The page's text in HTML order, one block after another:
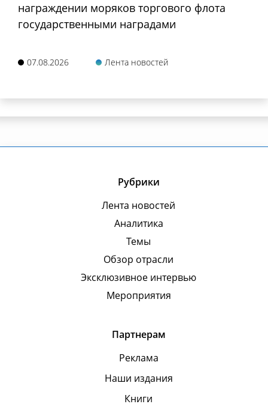
награждении моряков торгового флота
государственными наградами
07.08.2026 Лента новостей
Рубрики
Лента новостей
Аналитика
Темы
Обзор отрасли
Эксклюзивное интервью
Мероприятия
Партнерам
Реклама
Наши издания
Книги